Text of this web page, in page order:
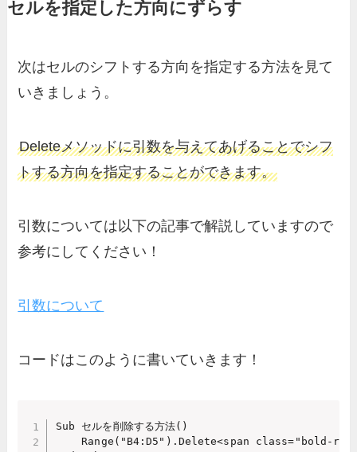
セルを指定した方向にずらす
次はセルのシフトする方向を指定する方法を見て
いきましょう。
Deleteメソッドに引数を与えてあげることでシフ
トする方向を指定することができます。
引数については以下の記事で解説していますので
参考にしてください！
引数について
コードはこのように書いていきます！
Sub セルを削除する方法()
Range("B4:D5").Delete<span class="bold-